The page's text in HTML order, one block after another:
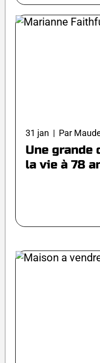
31 jan | Par
Une grande
la vie à 78